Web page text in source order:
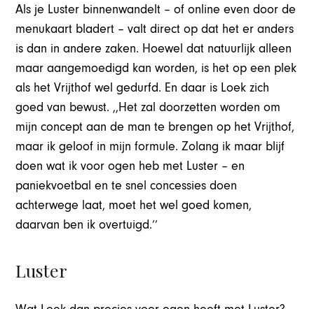
Als je Luster binnenwandelt – of online even door de
menukaart bladert – valt direct op dat het er anders
is dan in andere zaken. Hoewel dat natuurlijk alleen
maar aangemoedigd kan worden, is het op een plek
als het Vrijthof wel gedurfd. En daar is Loek zich
goed van bewust. ,,Het zal doorzetten worden om
mijn concept aan de man te brengen op het Vrijthof,
maar ik geloof in mijn formule. Zolang ik maar blijf
doen wat ik voor ogen heb met Luster – en
paniekvoetbal en te snel concessies doen
achterwege laat, moet het wel goed komen,
daarvan ben ik overtuigd.’’
Luster